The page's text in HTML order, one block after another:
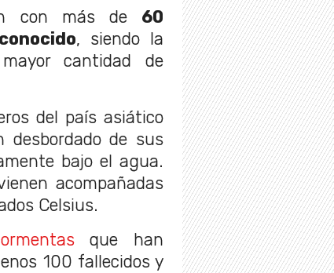
con más de 60
, siendo la
cantidad de
del país asiático
de sus
bajo el agua.
acompañadas
Celsius.
que han
100 fallecidos y